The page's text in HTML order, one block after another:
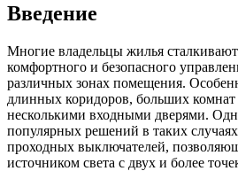
Введение
Многие владельцы жилья
комфортного и безопасного
различных зонах помещения.
длинных коридоров, больших
несколькими входными дверями.
популярных решений в таких случаях
проходных выключателей,
источником света с двух и более